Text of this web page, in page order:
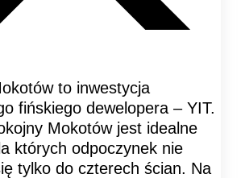
to inwestycja
fińskiego dewelopera – YIT.
Mokotów jest idealne
których odpoczynek nie
tylko do czterech ścian. Na